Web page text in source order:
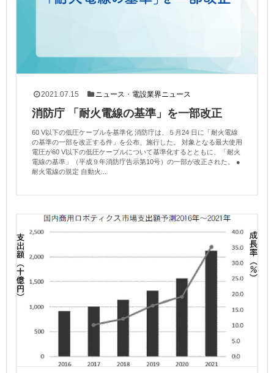
2021.07.15 ニュース ・ 電設業界ニュース
消防庁 「耐火電線の基準」を一部改正
60 V以下の低圧ケーブルを基準化 消防庁は、５月24 日に「耐火電線
の基準の一部を改正する件」を公布、施行した。 対象となる最大使用
電圧が60 V以下の低圧ケーブルについて基準化するとともに、「耐火
電線の基準」（平成９年消防庁告示第10号）の一部が改正された。 ●
耐火電線の規定 自動火...